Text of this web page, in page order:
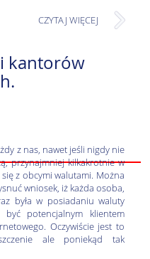
CZYTAJ WIĘCEJ
kantorów
z nas, nawet jeśli nigdy nie
przynajmniej kilkakrotnie w
się z obcymi walutami. Można
wniosek, iż każda osoba,
była w posiadaniu waluty
potencjalnym klientem
Oczywiście jest to
ale poniekąd tak